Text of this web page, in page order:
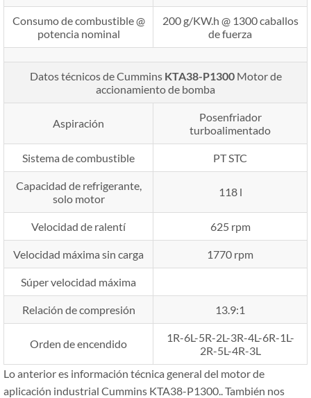
Consumo de combustible @
potencia nominal
200 g/KW.h @ 1300 caballos
de fuerza
Datos técnicos de Cummins KTA38-P1300 Motor de
accionamiento de bomba
Aspiración
Posenfriador
turboalimentado
Sistema de combustible PT STC
Capacidad de refrigerante,
solo motor
118 l
Velocidad de ralentí 625 rpm
Velocidad máxima sin carga 1770 rpm
Súper velocidad máxima
Relación de compresión 13.9:1
Orden de encendido
1R-6L-5R-2L-3R-4L-6R-1L-
2R-5L-4R-3L
Lo anterior es información técnica general del motor de
aplicación industrial Cummins KTA38-P1300.. También nos